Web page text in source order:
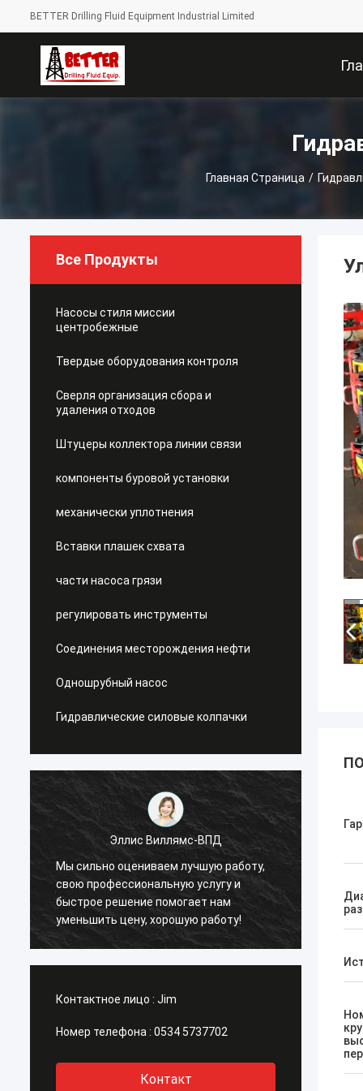
BETTER Drilling Fluid Equipment Industrial Limited
Главная Страница /
Все Продукты
Насосы стиля миссии
центробежные
Твердые оборудования контроля
Сверля организация сбора и
удаления отходов
Штуцеры коллектора линии связи
компоненты буровой установки
механически уплотнения
Вставки плашек схвата
части насоса грязи
регулировать инструменты
Соединения месторождения нефти
Одношрубный насос
Гидравлические силовые колпачки
работу,
Эллис Виллямс-ВПД
Мы сильно оцениваем лучшую работу,
свою профессиональную услугу и
быстрое решение помогает нам
уменьшить цену, хорошую работу!
Контактное лицо : Jim
Номер телефона : 0534 5737702
Контакт